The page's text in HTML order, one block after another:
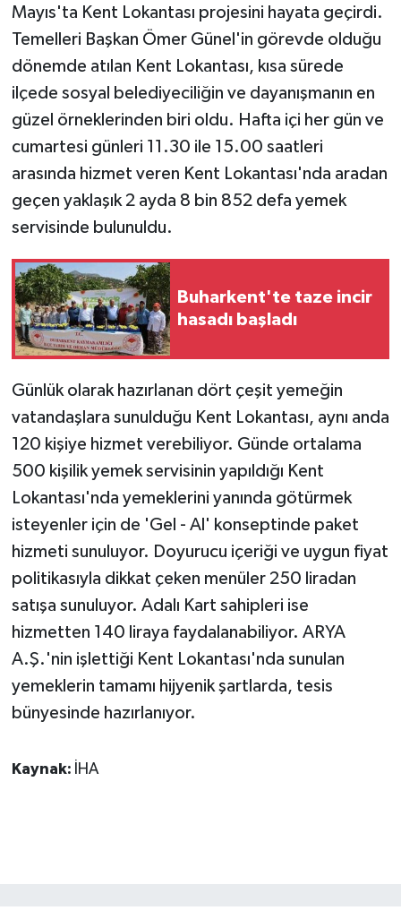
Mayıs'ta Kent Lokantası projesini hayata geçirdi.
Temelleri Başkan Ömer Günel'in görevde olduğu
dönemde atılan Kent Lokantası, kısa sürede
ilçede sosyal belediyeciliğin ve dayanışmanın en
güzel örneklerinden biri oldu. Hafta içi her gün ve
cumartesi günleri 11.30 ile 15.00 saatleri
arasında hizmet veren Kent Lokantası'nda aradan
geçen yaklaşık 2 ayda 8 bin 852 defa yemek
servisinde bulunuldu.
Buharkent'te taze incir
hasadı başladı
Günlük olarak hazırlanan dört çeşit yemeğin
vatandaşlara sunulduğu Kent Lokantası, aynı anda
120 kişiye hizmet verebiliyor. Günde ortalama
500 kişilik yemek servisinin yapıldığı Kent
Lokantası'nda yemeklerini yanında götürmek
isteyenler için de 'Gel - Al' konseptinde paket
hizmeti sunuluyor. Doyurucu içeriği ve uygun fiyat
politikasıyla dikkat çeken menüler 250 liradan
satışa sunuluyor. Adalı Kart sahipleri ise
hizmetten 140 liraya faydalanabiliyor. ARYA
A.Ş.'nin işlettiği Kent Lokantası'nda sunulan
yemeklerin tamamı hijyenik şartlarda, tesis
bünyesinde hazırlanıyor.
Kaynak: İHA
İNSAN
İş Dünyası
Jandarma
Kadın
KÜLTÜR SANAT
Otomobil
POLİTİKA
Sağlık
SİYASET
SPOR HABERLERİ
TEKNOLOJİ
ÜLKE GÜNDEMİ
YAŞAM
YEREL